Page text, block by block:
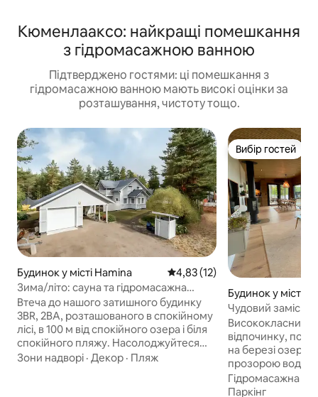
Кюменлааксо: найкращі помешкання
з гідромасажною ванною
Підтверджено гостями: ці помешкання з
гідромасажною ванною мають високі оцінки за
розташування, чистоту тощо.
Будинок у місті Hamina Середня оцінка: 4,83 з 5,
4,83 (12)
Зима/літо: сауна та гідромасажна
ванна, біля озера та лісу
Втеча до нашого затишного будинку
3BR, 2BA, розташованого в спокійному
лісі, в 100 м від спокійного озера і біля
спокійного пляжу. Насолоджуйтеся
пишним садом, терасою, сауною,
Зони надворі · Декор · Пляж
Вибір гостей
Вибір гостей
Будинок у місті
Чудовий
Мянтюхар'ю
Висококласний
відпочинку,
на березі озера
прозорою водою
Національний
Житлова площа 110 м2. 6-
Гідромасажна
Паркінг